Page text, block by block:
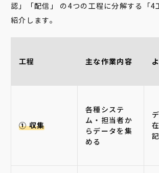
認」「配信」 の4つの工程に分解する「4
紹介します。
工程 主な作業内容
① 収集
各種システ
ム・担当者か
らデータを集
める